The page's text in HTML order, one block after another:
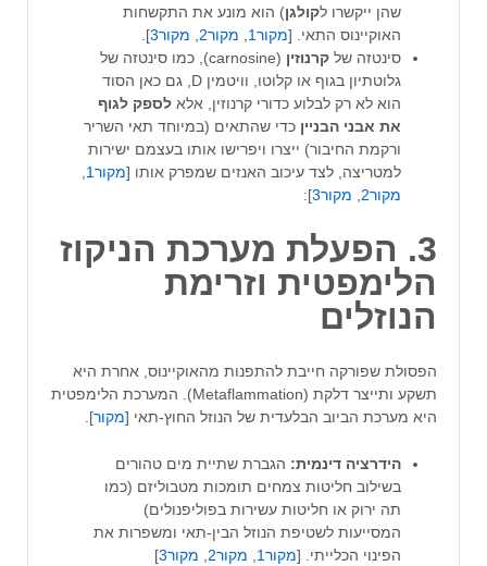
שהן ייקשרו לקולגן) הוא מונע את התקשחות
האוקיינוס התאי. [מקור1 , מקור2 , מקור3 ].
סינטזה של קרנוזין
(carnosine), כמו סינטזה של
גלוטתיון בגוף או קלוטו, וויטמין D, גם כאן הסוד
הוא לא רק לבלוע כדורי קרנוזין, אלא לספק לגוף
את אבני הבניין כדי שהתאים (במיוחד תאי השריר
ורקמת החיבור) ייצרו ויפרישו אותו בעצמם ישירות
למטריצה, לצד עיכוב האנזים שמפרק אותו [מקור1 ,
מקור2 , מקור3 ]:
3. הפעלת מערכת הניקוז
הלימפטית וזרימת
הנוזלים
הפסולת שפורקה חייבת להתפנות מהאוקיינוס, אחרת היא
תשקע ותייצר דלקת (Metaflammation). המערכת הלימפטית
היא מערכת הביוב הבלעדית של הנוזל החוץ-תאי [מקור].
הידרציה דינמית: הגברת שתיית מים טהורים
בשילוב חליטות צמחים תומכות מטבוליזם (כמו
תה ירוק או חליטות עשירות בפוליפנולים)
המסייעות לשטיפת הנוזל הבין-תאי ומשפרות את
הפינוי הכלייתי. [מקור1 מקור2 מקור3 ]